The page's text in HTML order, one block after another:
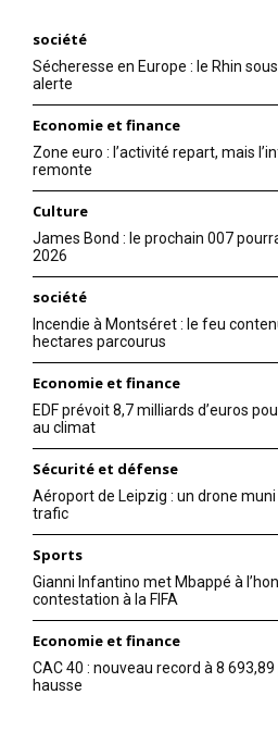
société
Sécheresse en Europe : le Rhin
alerte
Economie et finance
Zone euro : l’activité repart, mais
remonte
Culture
James Bond : le prochain 007
2026
société
Incendie à Montséret : le feu
hectares parcourus
Economie et finance
EDF prévoit 8,7 milliards d’euros
au climat
Sécurité et défense
Aéroport de Leipzig : un drone
trafic
Sports
Gianni Infantino met Mbappé à
contestation à la FIFA
Economie et finance
CAC 40 : nouveau record à 8
hausse